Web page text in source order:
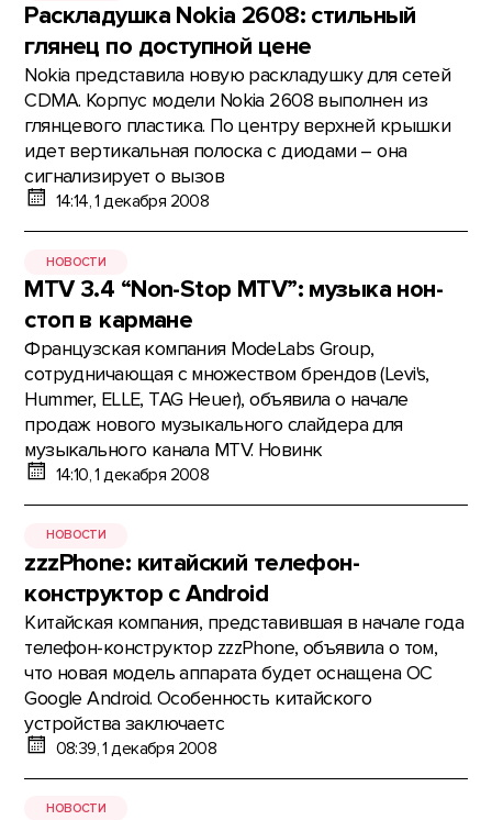
Раскладушка Nokia 2608: стильный
глянец по доступной цене
Nokia представила новую раскладушку для сетей
CDMA. Корпус модели Nokia 2608 выполнен из
глянцевого пластика. По центру верхней крышки
идет вертикальная полоска с диодами – она
сигнализирует о вызов
14:14, 1 декабря 2008
НОВОСТИ
MTV 3.4 “Non-Stop MTV”: музыка нон-
стоп в кармане
Французская компания ModeLabs Group,
сотрудничающая с множеством брендов (Levi's,
Hummer, ELLE, TAG Heuer), объявила о начале
продаж нового музыкального слайдера для
музыкального канала MTV. Новинк
14:10, 1 декабря 2008
НОВОСТИ
zzzPhone: китайский телефон-
конструктор с Android
Китайская компания, представившая в начале года
телефон-конструктор zzzPhone, объявила о том,
что новая модель аппарата будет оснащена ОС
Google Android. Особенность китайского
устройства заключаетс
08:39, 1 декабря 2008
НОВОСТИ